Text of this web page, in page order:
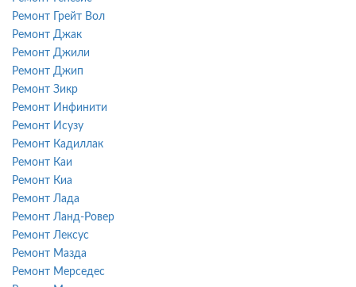
Ремонт Грейт Вол
Ремонт Джак
Ремонт Джили
Ремонт Джип
Ремонт Зикр
Ремонт Инфинити
Ремонт Исузу
Ремонт Кадиллак
Ремонт Каи
Ремонт Киа
Ремонт Лада
Ремонт Ланд-Ровер
Ремонт Лексус
Ремонт Мазда
Ремонт Мерседес